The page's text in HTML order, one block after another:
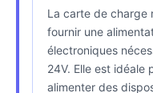
La carte de charge
fournir une
électroniques
24V. Elle est idéale
alimenter des